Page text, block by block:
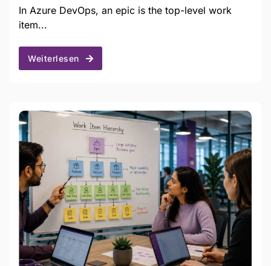
In Azure DevOps, an epic is the top-level work
item...
Weiterlesen